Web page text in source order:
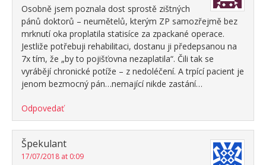
Osobně jsem poznala dost sprostě zištných
pánů doktorů – neumětelů, kterým ZP samozřejmě bez
mrknutí oka proplatila statisíce za zpackané operace.
Jestliže potřebuji rehabilitaci, dostanu ji předepsanou na
7x tím, že „by to pojišťovna nezaplatila“. Čili tak se
vyrábějí chronické potíže – z nedoléčení. A trpící pacient je
jenom bezmocný pán…nemající nikde zastání…
Odpovedať
Špekulant
17/07/2018 at 0:09